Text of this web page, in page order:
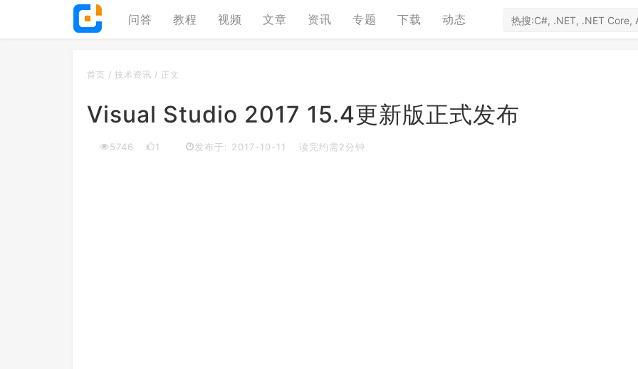
问答 教程 视频 文章 资讯 专题 下载 动态
首页 / 技术资讯 / 正文
Visual Studio 2017 15.4更新版正式发布
5746 1 发布于: 2017-10-11 读完约需2分钟